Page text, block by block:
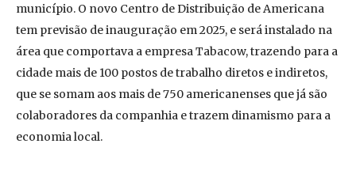
município. O novo Centro de Distribuição de Americana
tem previsão de inauguração em 2025, e será instalado na
área que comportava a empresa Tabacow, trazendo para a
cidade mais de 100 postos de trabalho diretos e indiretos,
que se somam aos mais de 750 americanenses que já são
colaboradores da companhia e trazem dinamismo para a
economia local.